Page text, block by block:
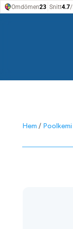
Hem / Poolkemi